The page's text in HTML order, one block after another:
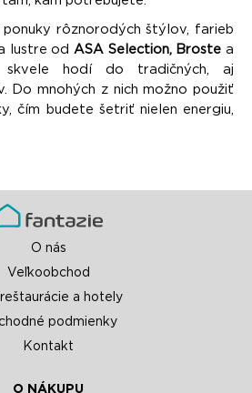
rôznorodých štýlov, farieb
lustre od ASA Selection, Broste a
hodí do tradičných, aj
Do mnohých z nich možno použiť
čím budete šetriť nielen energiu,
O nás
Veľkoobchod
reštaurácie a hotely
podmienky
Kontakt
O NÁKUPU